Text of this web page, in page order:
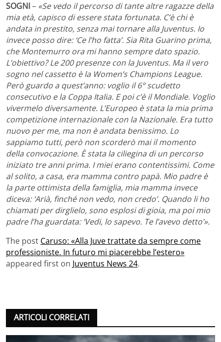
SOGNI– «Se vedo il percorso di tante altre ragazze della
mia età, capisco di essere stata fortunata. C’è chi è
andata in prestito, senza mai tornare alla Juventus. Io
invece posso dire: ‘Ce l’ho fatta’. Sia Rita Guarino prima,
che Montemurro ora mi hanno sempre dato spazio.
L’obiettivo? Le 200 presenze con la Juventus. Ma il vero
sogno nel cassetto è la Women’s Champions League.
Però guardo a quest’anno: voglio il 6° scudetto
consecutivo e la Coppa Italia. E poi c’è il Mondiale. Voglio
vivermelo diversamente. L’Europeo è stata la mia prima
competizione internazionale con la Nazionale. Era tutto
nuovo per me, ma non è andata benissimo. Lo
sappiamo tutti, però non scorderò mai il momento
della convocazione. È stata la ciliegina di un percorso
iniziato tre anni prima. I miei erano contentissimi. Come
al solito, a casa, era mamma contro papà. Mio padre è
la parte ottimista della famiglia, mia mamma invece
diceva: ‘Arià, finché non vedo, non credo’. Quando li ho
chiamati per dirglielo, sono esplosi di gioia, ma poi mio
padre l’ha guardata: ‘Vedi, lo sapevo. Te l’avevo detto’».
The post Caruso: «Alla Juve trattate da sempre come
professioniste. In futuro mi piacerebbe l’estero»
appeared first on Juventus News 24.
ARTICOLI CORRELATI